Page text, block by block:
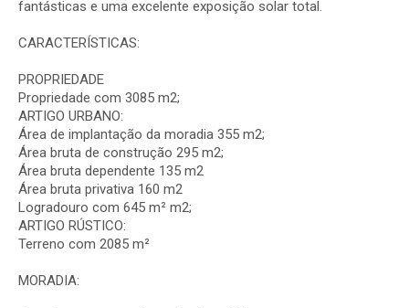
fantásticas e uma excelente exposição solar total.
CARACTERÍSTICAS:
PROPRIEDADE
Propriedade com 3085 m2;
ARTIGO URBANO:
Área de implantação da moradia 355 m2;
Área bruta de construção 295 m2;
Área bruta dependente 135 m2
Área bruta privativa 160 m2
Logradouro com 645 m² m2;
ARTIGO RÚSTICO:
Terreno com 2085 m²
MORADIA: